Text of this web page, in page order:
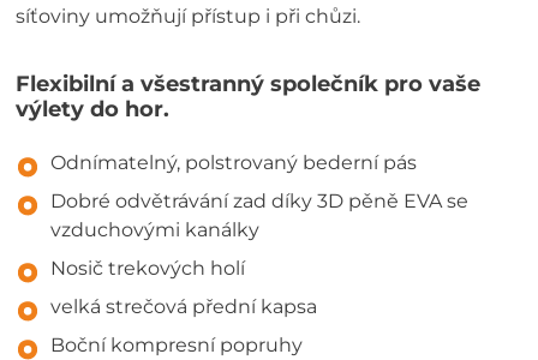
síťoviny umožňují přístup i při chůzi.
Flexibilní a všestranný společník pro vaše
výlety do hor.
Odnímatelný, polstrovaný bederní pás
Dobré odvětrávání zad díky 3D pěně EVA se
vzduchovými kanálky
Nosič trekových holí
velká strečová přední kapsa
Boční kompresní popruhy